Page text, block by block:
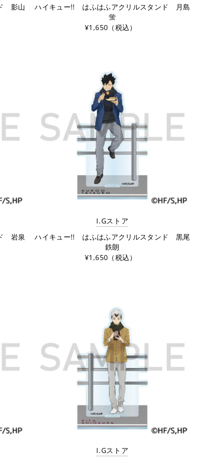
影山
ハイキュー!! はふはふアクリルスタンド 月島
蛍
¥1,650（税込）
岩泉
I.Gストア
ハイキュー!! はふはふアクリルスタンド 黒尾
鉄朗
¥1,650（税込）
I.Gストア